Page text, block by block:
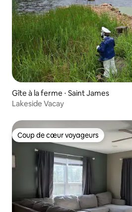
Gîte à la ferme ⋅ Saint James
Lakeside Vacay
Coup de cœur voyageurs
Coup de cœur voyageurs